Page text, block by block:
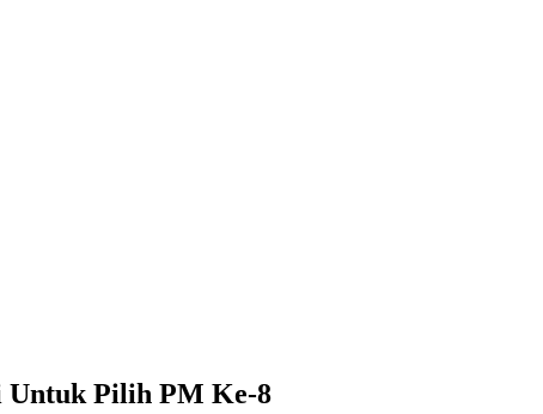
Untuk Pilih PM Ke-8